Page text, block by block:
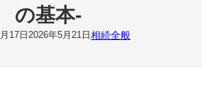
の基本-
17日 2026年5月21日 相続全般